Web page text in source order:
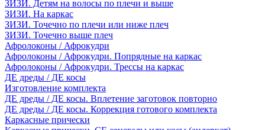
ЗИЗИ. Детям на волосы по плечи и выше
ЗИЗИ. На каркас
ЗИЗИ. Точечно по плечи или ниже плеч
ЗИЗИ. Точечно выше плеч
Афролоконы / Афрокудри
Афролоконы / Афрокудри. Попрядные на каркас
Афролоконы / Афрокудри. Трессы на каркас
ДЕ дреды / ДЕ косы
Изготовление комплекта
ДЕ дреды / ДЕ косы. Вплетение заготовок повторно
ДЕ дреды / ДЕ косы. Коррекция готового комплекта
Каркасные прически